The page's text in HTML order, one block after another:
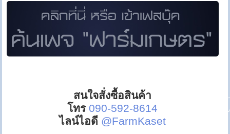
สนใจสั่งซื้อสินค้า
โทร 090-592-8614
ไลน์ไอดี @FarmKaset